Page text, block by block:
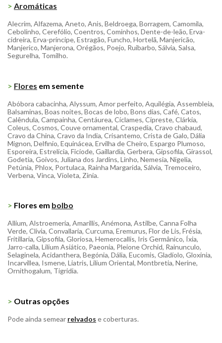
> Aromáticas
Alecrim, Alfazema, Aneto, Anis, Beldroega, Borragem, Camomila,
Cebolinho, Cerefólio, Coentros, Cominhos, Dente-de-leão, Erva-
cidreira, Erva-príncipe, Estragão, Funcho, Hortelã, Manjericão,
Manjerico, Manjerona, Orégãos, Poejo, Ruibarbo, Sálvia, Salsa,
Segurelha, Tomilho.
> Flores em semente
Abóbora cabacinha, Alyssum, Amor perfeito, Aquilégia, Assembleia,
Balsaminas, Boas noites, Bocas de lobo, Bons dias, Café, Catos,
Calêndula, Campainha, Centáurea, Cíclames, Cipreste, Clárkia,
Coleus, Cosmos, Couve ornamental, Craspedia, Cravo chabaud,
Cravo da China, Cravo da India, Crisantemo, Crista de Galo, Dália
Mignon, Delfinio, Equinácea, Ervilha de Cheiro, Espargo Plumoso,
Esporeira, Estrelícia, Ficiode, Gaillardia, Gerbera, Gipsofila, Girassol,
Godetia, Goivos, Juliana dos Jardins, Linho, Nemesia, Nigelia,
Petúnia, Phlox, Portulaca, Rainha Margarida, Sálvia, Tremoceiro,
Verbena, Vinca, Violeta, Zinia.
> Flores em bolbo
Allium, Alstroemeria, Amarillis, Anémona, Astilbe, Canna Folha
Verde, Clivia, Convallaria, Curcuma, Eremurus, Flor de Lis, Frésia,
Fritillaria, Gipsofila, Gloriosa, Hemerocallis, Iris Germânico, Íxia,
Jarro-calla, Lilium Asiático, Paeonia, Pleione Orchid, Rainunculo,
Selaginela, Acidanthera, Begónia, Dália, Eucomis, Gladíolo, Gloxinia,
Incarvillea, Ismene, Liatris, Lilium Oriental, Montbretia, Nerine,
Ornithogalum, Tigridia.
> Outras opções
Pode ainda semear relvados e coberturas.